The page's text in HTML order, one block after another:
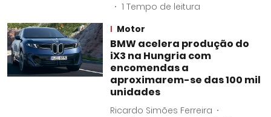
1 Tempo de leitura
Motor
BMW acelera produção do
iX3 na Hungria com
encomendas a
aproximarem-se das 100 mil
unidades
Ricardo Simões Ferreira